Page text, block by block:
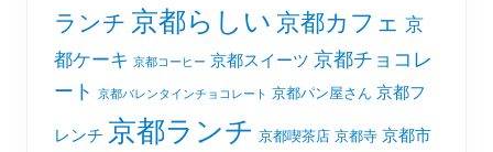
ランチ 京都らしい 京都カフェ 京
都ケーキ 京都コーヒー 京都スイーツ 京都チョコレ
ート 京都バレンタインチョコレート 京都パン屋さん 京都フ
レンチ 京都ランチ 京都喫茶店 京都寺 京都市